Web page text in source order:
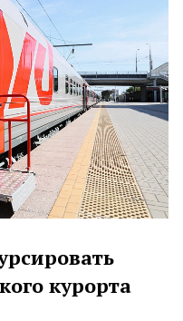
курорта